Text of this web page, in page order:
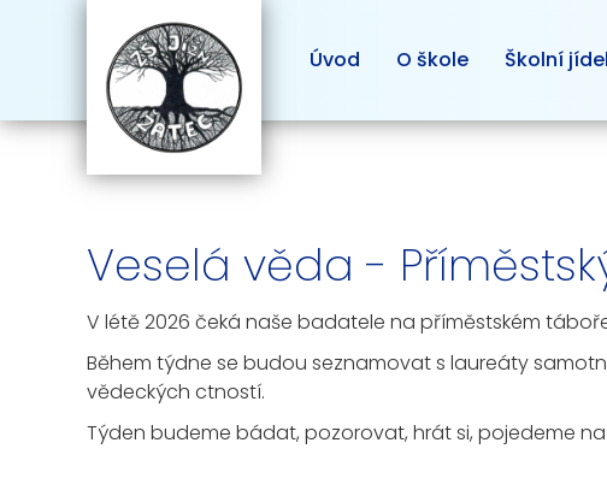
Úvod O škole Školní
Veselá věda -
V létě 2026 čeká naše badatele na příměstském
Během týdne se budou seznamovat s laureáty
vědeckých ctností.
Týden budeme bádat, pozorovat, hrát si, pojedeme